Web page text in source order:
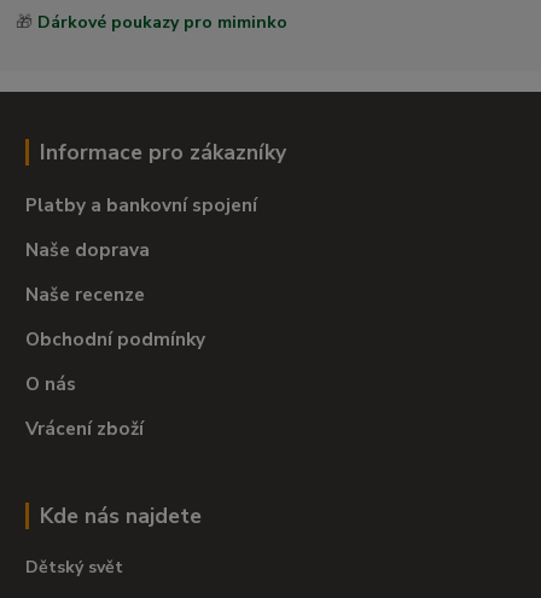
🎁 Dárkové poukazy pro miminko
Informace pro zákazníky
Platby a bankovní spojení
Naše doprava
Naše recenze
Obchodní podmínky
O nás
Vrácení zboží
Kde nás najdete
Dětský svět